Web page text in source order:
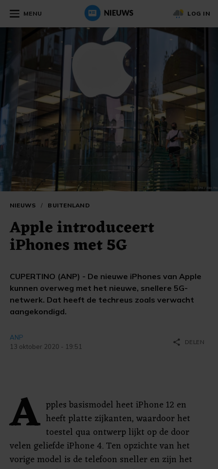
MENU LOG IN
NIEUWS / BUITENLAND
Apple introduceert
iPhones met 5G
CUPERTINO (ANP) - De nieuwe iPhones van Apple
kunnen overweg met het nieuwe, snellere 5G-
netwerk. Dat heeft de techreus zoals verwacht
aangekondigd.
ANP
13 oktober 2020 - 19:51
share DELEN
A pples basismodel heet iPhone 12 en
heeft platte zijkanten, waardoor het
toestel qua ontwerp lijkt op de door
velen geliefde iPhone 4. Ten opzichte van het
vorige model is de telefoon sneller en zijn het